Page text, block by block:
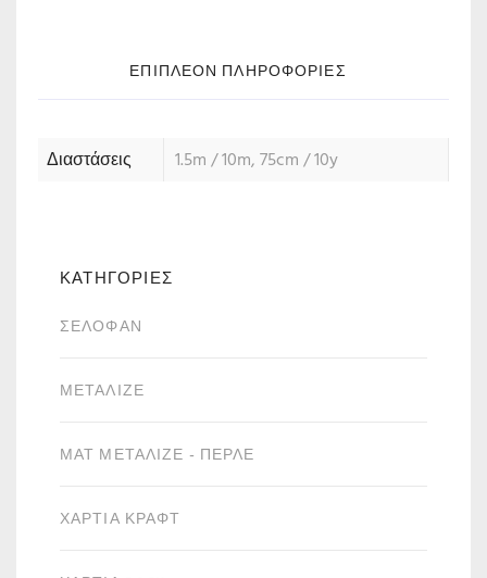
ΕΠΙΠΛΈΟΝ ΠΛΗΡΟΦΟΡΊΕΣ
Διαστάσεις 1.5m / 10m, 75cm / 10y
ΚΑΤΗΓΟΡΙΕΣ
ΣΕΛΟΦΆΝ
ΜΕΤΑΛΙΖΈ
ΜΑΤ ΜΕΤΑΛΙΖΈ - ΠΕΡΛΈ
ΧΑΡΤΙΆ ΚΡΑΦΤ